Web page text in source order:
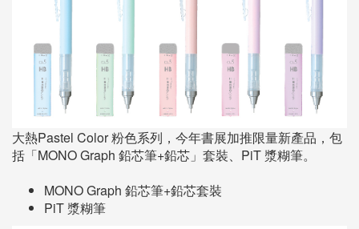
大熱Pastel Color 粉色系列，今年書展加推限量新產品，包
括「MONO Graph 鉛芯筆+鉛芯」套裝、PiT 漿糊筆。
MONO Graph 鉛芯筆+鉛芯套裝
PiT 漿糊筆